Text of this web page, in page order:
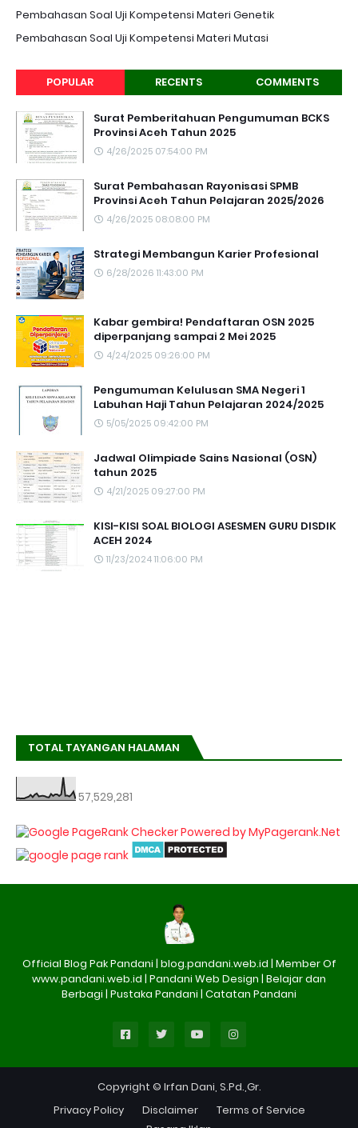
Pembahasan Soal Uji Kompetensi Materi Genetik
Pembahasan Soal Uji Kompetensi Materi Mutasi
POPULAR RECENTS COMMENTS
Surat Pemberitahuan Pengumuman BCKS
Provinsi Aceh Tahun 2025
4/26/2025 07:54:00 PM
Surat Pembahasan Rayonisasi SPMB
Provinsi Aceh Tahun Pelajaran 2025/2026
4/26/2025 08:08:00 PM
Strategi Membangun Karier Profesional
6/28/2026 11:43:00 PM
Kabar gembira! Pendaftaran OSN 2025
diperpanjang sampai 2 Mei 2025
4/24/2025 09:26:00 PM
Pengumuman Kelulusan SMA Negeri 1
Labuhan Haji Tahun Pelajaran 2024/2025
5/05/2025 09:42:00 PM
Jadwal Olimpiade Sains Nasional (OSN)
tahun 2025
4/21/2025 09:27:00 PM
KISI-KISI SOAL BIOLOGI ASESMEN GURU DISDIK
ACEH 2024
11/23/2024 11:06:00 PM
TOTAL TAYANGAN HALAMAN
57,529,281
Official Blog Pak Pandani | blog.pandani.web.id | Member Of
www.pandani.web.id | Pandani Web Design | Belajar dan
Berbagi | Pustaka Pandani | Catatan Pandani
Copyright © Irfan Dani, S.Pd.,Gr.
Privacy Policy
Disclaimer
Terms of Service